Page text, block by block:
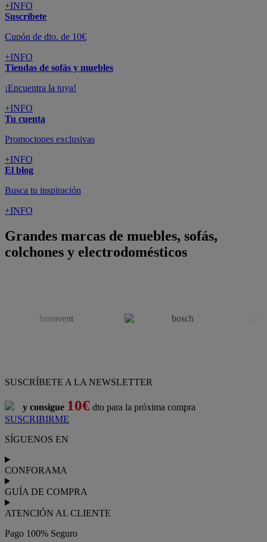
+INFO
Suscríbete
Cupón de dto. de 10€
+INFO
Tiendas de sofás y muebles
¡Encuentra la tuya!
+INFO
Tu cuenta
Promociones exclusivas
+INFO
El blog
Busca tu inspiración
+INFO
Grandes marcas de muebles, sofás,
colchones y electrodomésticos
SUSCRÍBETE A LA NEWSLETTER
y consigue 10€ dto para la próxima compra
SUSCRIBIRME
SÍGUENOS EN
CONFORAMA
GUÍA DE COMPRA
ATENCIÓN AL CLIENTE
Pago 100% Seguro